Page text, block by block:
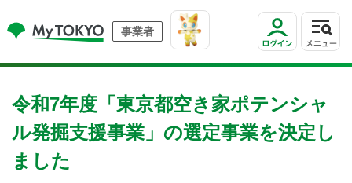
事業者
令和7年度「東京都空き家ポテンシャ
ル発掘支援事業」の選定事業を決定し
ました